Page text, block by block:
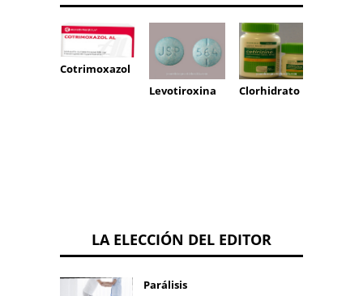
Cotrimoxazol
Levotiroxina
Clorhidrato
LA ELECCIÓN DEL EDITOR
Parálisis